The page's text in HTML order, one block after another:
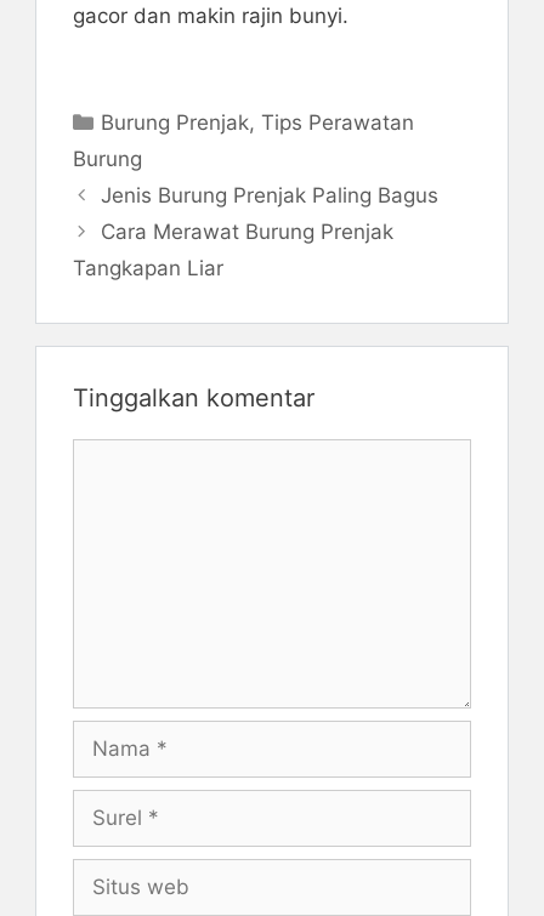
gacor dan makin rajin bunyi.
Kategori
Burung Prenjak,Tips Perawatan
Burung
Jenis Burung Prenjak Paling Bagus
Cara Merawat Burung Prenjak
Tangkapan Liar
Tinggalkan komentar
web